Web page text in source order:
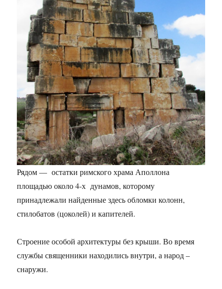
Рядом — остатки римского храма Аполлона
площадью около 4-х дунамов, которому
принадлежали найденные здесь обломки колонн,
стилобатов (цоколей) и капителей.
Строение особой архитектуры без крыши. Во время
службы священники находились внутри, а народ –
снаружи.